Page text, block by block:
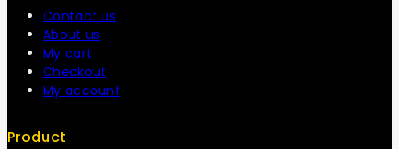
Contact us
About us
My cart
Checkout
My account
Product